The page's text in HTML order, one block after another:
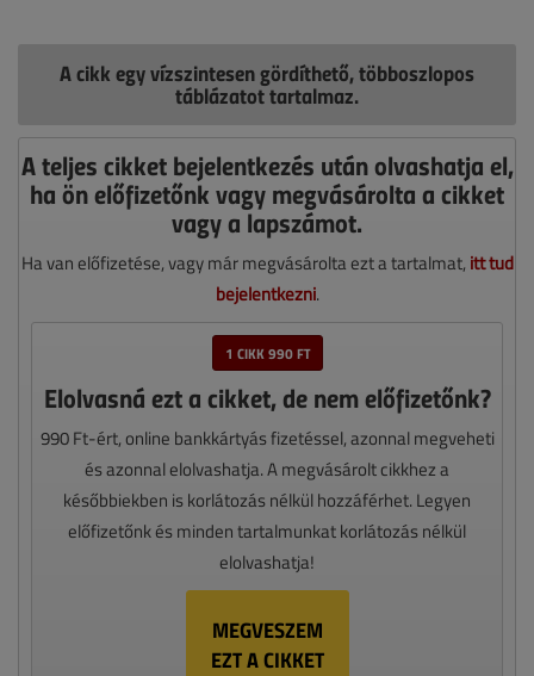
A cikk egy vízszintesen gördíthető, többoszlopos
táblázatot tartalmaz.
A teljes cikket bejelentkezés után olvashatja el,
ha ön előfizetőnk vagy megvásárolta a cikket
vagy a lapszámot.
Ha van előfizetése, vagy már megvásárolta ezt a tartalmat, itt tud
bejelentkezni.
1 CIKK 990 FT
Elolvasná ezt a cikket, de nem előfizetőnk?
990 Ft-ért, online bankkártyás fizetéssel, azonnal megveheti
és azonnal elolvashatja. A megvásárolt cikkhez a
későbbiekben is korlátozás nélkül hozzáférhet. Legyen
előfizetőnk és minden tartalmunkat korlátozás nélkül
elolvashatja!
MEGVESZEM
EZT A CIKKET